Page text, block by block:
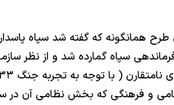
كه گفته شد سپاه
تهيه طرح) به فرماندهى سپاه گمارده
و فرهنگى كه بخش نظامى آن